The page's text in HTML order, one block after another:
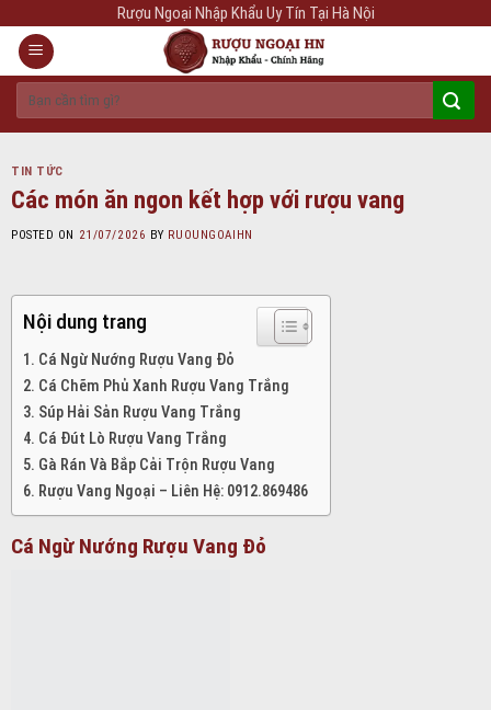
content
Rượu Ngoại Nhập Khẩu Uy Tín Tại Hà Nội
kiếm:
TIN TỨC
Các món ăn ngon kết hợp với rượu vang
POSTED ON 21/07/2026 BY RUOUNGOAIHN
Nội dung trang
Cá Ngừ Nướng Rượu Vang Đỏ
Cá Chẽm Phủ Xanh Rượu Vang Trắng
Súp Hải Sản Rượu Vang Trắng
Cá Đút Lò Rượu Vang Trắng
Gà Rán Và Bắp Cải Trộn Rượu Vang
Rượu Vang Ngoại – Liên Hệ: 0912.869486
Cá Ngừ Nướng Rượu Vang Đỏ